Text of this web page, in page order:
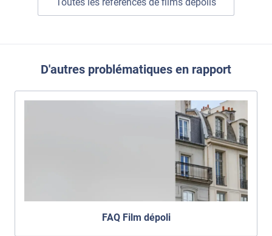
D'autres problématiques en rapport
FAQ Film dépoli